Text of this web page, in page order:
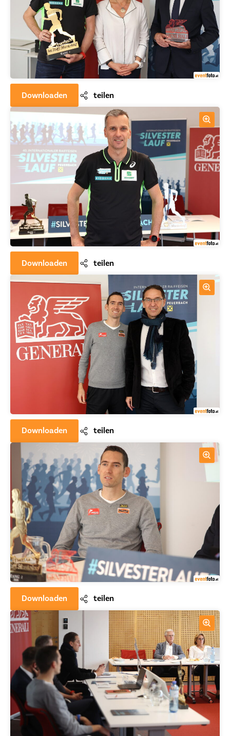
Downloaden teilen
Downloaden teilen
Downloaden teilen
Downloaden teilen